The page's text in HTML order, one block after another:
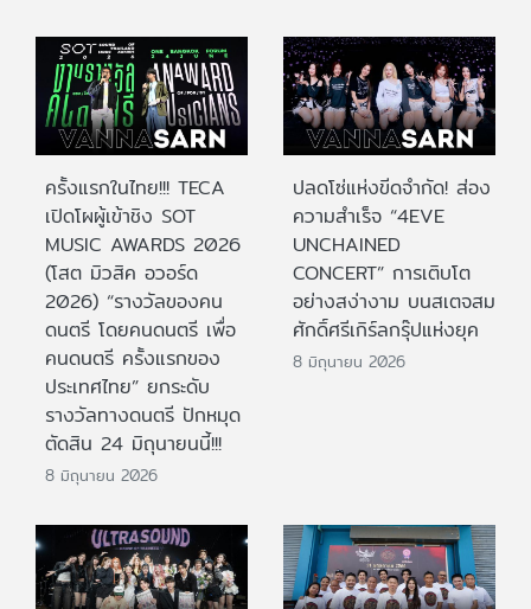
ครั้งแรกในไทย!!! TECA
เปิดโผผู้เข้าชิง SOT
MUSIC AWARDS 2026
(โสต มิวสิค อวอร์ด
2026) “รางวัลของคน
ดนตรี โดยคนดนตรี เพื่อ
คนดนตรี ครั้งแรกของ
ประเทศไทย” ยกระดับ
รางวัลทางดนตรี ปักหมุด
ตัดสิน 24 มิถุนายนนี้!!!
8 มิถุนายน 2026
ปลดโซ่แห่งขีดจำกัด! ส่อง
ความสำเร็จ “4EVE
UNCHAINED
CONCERT” การเติบโต
อย่างสง่างาม บนสเตจสม
ศักดิ์ศรีเกิร์ลกรุ๊ปแห่งยุค
8 มิถุนายน 2026